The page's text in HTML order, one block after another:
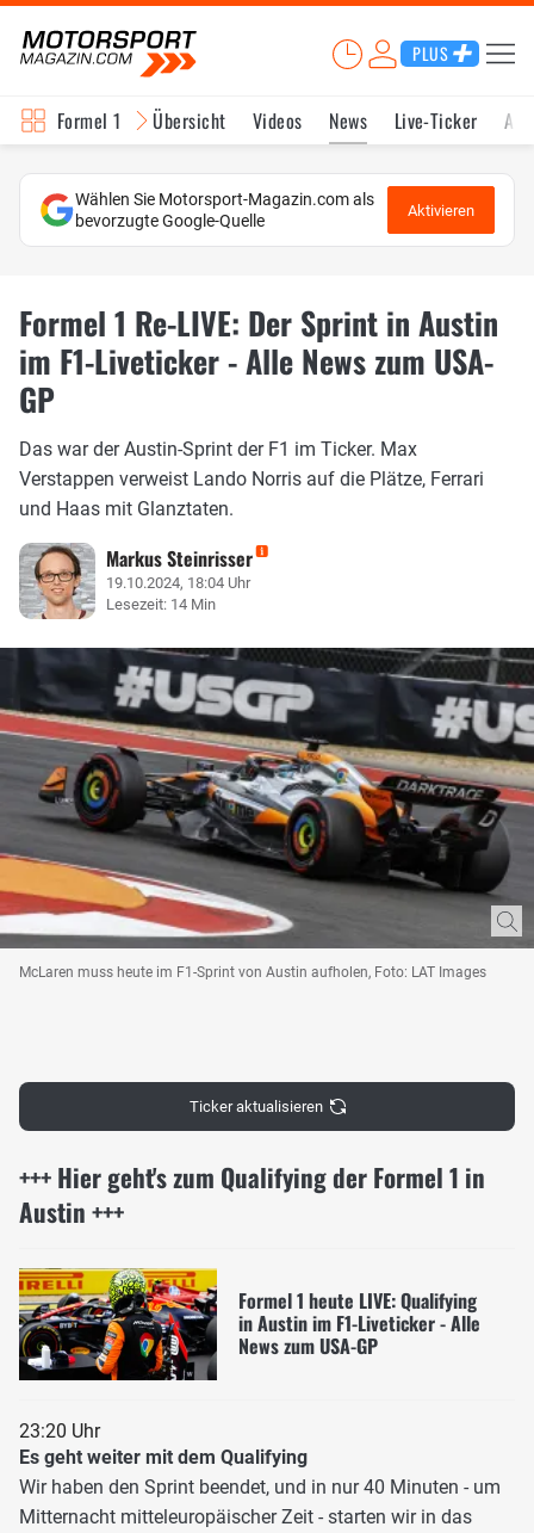
PLUS
Formel 1 Übersicht Videos News Live-Ticker
Wählen Sie Motorsport-Magazin.com als
bevorzugte Google-Quelle
Aktivieren
Formel 1 Re-LIVE: Der Sprint in Austin
im F1-Liveticker - Alle News zum USA-
GP
Das war der Austin-Sprint der F1 im Ticker. Max
Verstappen verweist Lando Norris auf die Plätze, Ferrari
und Haas mit Glanztaten.
Markus Steinrisser
19.10.2024, 18:04 Uhr
Lesezeit: 14 Min
McLaren muss heute im F1-Sprint von Austin aufholen, Foto: LAT Images
Ticker aktualisieren
+++ Hier geht's zum Qualifying der Formel 1 in
Austin +++
Formel 1 heute LIVE: Qualifying
in Austin im F1-Liveticker - Alle
News zum USA-GP
23:20 Uhr
Es geht weiter mit dem Qualifying
Wir haben den Sprint beendet, und in nur 40 Minuten - um
Mitternacht mitteleuropäischer Zeit - starten wir in das